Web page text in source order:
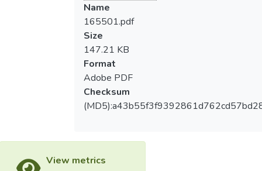
Name
165501.pdf
Size
147.21 KB
Format
Adobe PDF
Checksum
View metrics